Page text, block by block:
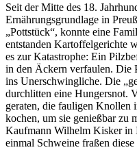
Seit der Mitte des 18.
Ernährungsgrundlage in
„Pottstück“, konnte eine
entstanden Kartoffelgerichte
es zur Katastrophe: Ein
in den Äckern verfaulen. Die
ins Unerschwingliche. Die
durchlitten eine Hungersnot.
geraten, die fauligen Knollen
kochen, um sie genießbar zu
Kaufmann Wilhelm Kisker in
einmal Schweine fraßen diese